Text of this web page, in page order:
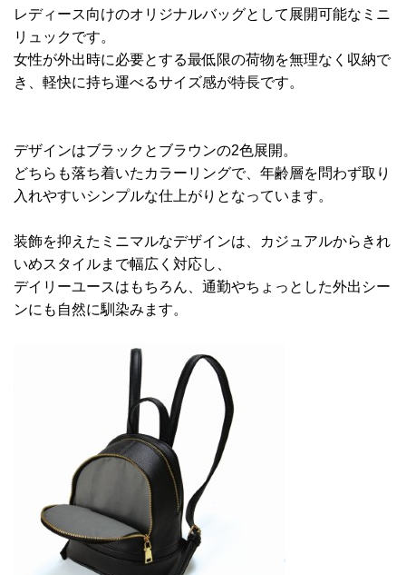
レディース向けのオリジナルバッグとして展開可能なミニ
リュックです。
女性が外出時に必要とする最低限の荷物を無理なく収納で
き、軽快に持ち運べるサイズ感が特長です。
デザインはブラックとブラウンの2色展開。
どちらも落ち着いたカラーリングで、年齢層を問わず取り
入れやすいシンプルな仕上がりとなっています。
装飾を抑えたミニマルなデザインは、カジュアルからきれ
いめスタイルまで幅広く対応し、
デイリーユースはもちろん、通勤やちょっとした外出シー
ンにも自然に馴染みます。